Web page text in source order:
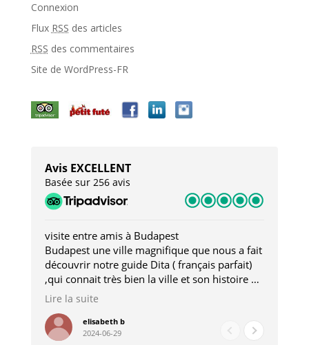
Connexion
Flux RSS des articles
RSS des commentaires
Site de WordPress-FR
Avis EXCELLENT
Basée sur 256 avis
visite entre amis à Budapest
Budapest une ville magnifique que nous a fait
découvrir notre guide Dita ( français parfait)
,qui connait très bien la ville et son histoire et
qui nous a permis d'accéder à des lieux
pour les restaurants . A la fin de notre séjour
nous étions plus avec une amie qu' une guide
Lire la suite
elisabeth b
2024-06-29